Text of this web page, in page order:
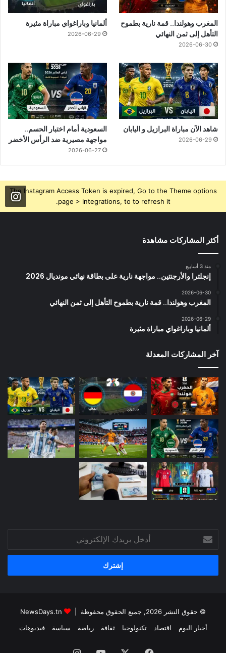
المغرب وهولندا.. قمة نارية بطموح
التأهل إلى ثمن النهائي
2026-06-30
ألمانيا وباراغواي مباراة مثيرة
2026-06-29
شاهد الآن مباراة البرازيل و اليابان
2026-06-29
السعودية أمام اختبار الحسم..
مواجهة مصيرية ضد الرأس الأخضر
2026-06-27
The Instagram Access Token is expired, Go to the Theme options
page > Integrations, to to refresh it.
أكثر المشاركات مشاهدة
منذ 3 أسابيع
إنجلترا والأرجنتين.. مواجهة نارية على بطاقة نهائي مونديال 2026
2026-06-30
المغرب وهولندا.. قمة نارية بطموح التأهل إلى ثمن النهائي
2026-06-29
ألمانيا وباراغواي مباراة مثيرة
آخر المشاركات المعدلة
بريدك
الإلكتروني
© حقوق النشر 2026, جميع الحقوق محفوظة |
أخبار اليوم
اقتصاد تكنولوجيا ثقافة رياضة سياسة فيديوهات